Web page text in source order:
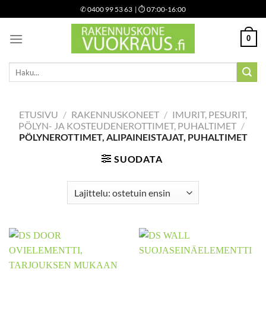
to
content
✆0400 99 53 63 | ⏱ 07:00-16:00
0
Etsi:
ETUSIVU / RAKENNUSKONEET / IMURIT, PESURIT,
PÖLYN- JA KOSTEUDENEROTTIMET, PUHALTIMET /
PÖLYNEROTTIMET, ALIPAINEISTAJAT, PUHALTIMET
SUODATA